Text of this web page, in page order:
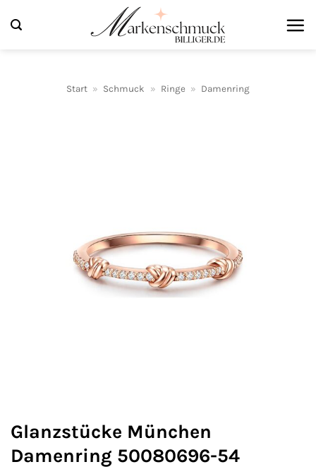
Inhalt
Start » Schmuck » Ringe » Damenring
Glanzstücke München
Damenring 50080696-54